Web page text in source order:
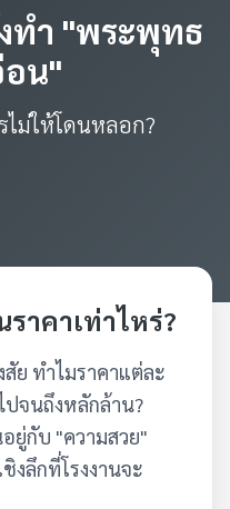
ทำ "พระพุทธ
น"
ไม่ให้โดนหลอก?
าคาเท่าไหร่?
ย ทำไมราคาแต่ละ
จนถึงหลักล้าน?
ยู่กับ "ความสวย"
งลึกที่โรงงานจะ